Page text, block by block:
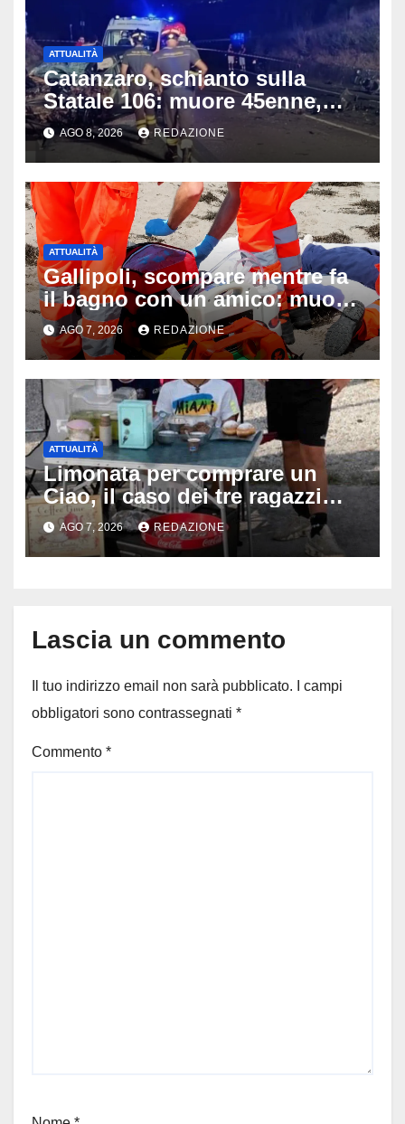
ATTUALITÀ
Catanzaro, schianto sulla
Statale 106: muore 45enne,
coinvolti un’auto, un suv e
una moto
AGO 8, 2026 REDAZIONE
ATTUALITÀ
Gallipoli, scompare mentre fa
il bagno con un amico: muore
a 19 anni dopo 45 minuti di
disperati tentativi di
rianimazione
AGO 7, 2026 REDAZIONE
ATTUALITÀ
Limonata per comprare un
Ciao, il caso dei tre ragazzi
divide l’Italia: Fedriga li invita
in Regione, Vannacci li
difende
AGO 7, 2026 REDAZIONE
Lascia un commento
Il tuo indirizzo email non sarà pubblicato.
I campi
obbligatori sono contrassegnati *
Commento *